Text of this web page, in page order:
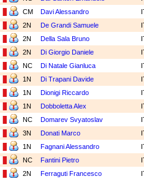
CM Davi Alessandro
2N De Grandi Samuele
2N Della Sala Bruno
2N Di Giorgio Daniele
NC Di Natale Gianluca
1N Di Trapani Davide
1N Dionigi Riccardo
1N Dobboletta Alex
NC Domarev Svyatoslav
3N Donati Marco
1N Fagnani Alessandro
NC Fantini Pietro
2N Ferraguti Francesco